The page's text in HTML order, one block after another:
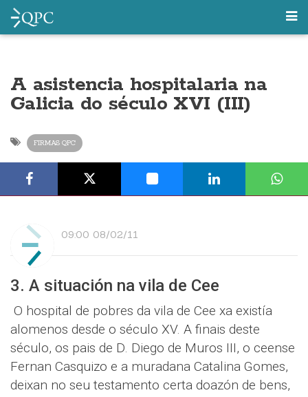
A asistencia hospitalaria na
Galicia do século XVI (III)
FIRMAS QPC
09:00 08/02/11
3. A situación na vila de Cee
O hospital de pobres da vila de Cee xa existía
alomenos desde o século XV. A finais deste
século, os pais de D. Diego de Muros III, o ceense
Fernan Casquizo e a muradana Catalina Gomes,
deixan no seu testamento certa doazón de bens,